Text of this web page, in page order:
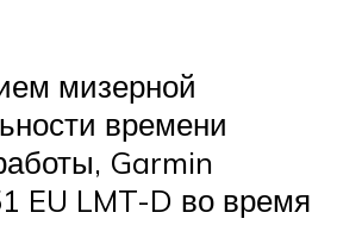
мизерной
времени
Garmin
EU LMT-D во время